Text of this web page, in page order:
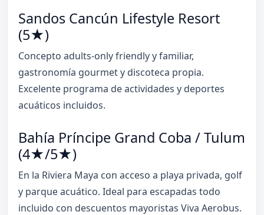
Sandos Cancún Lifestyle Resort
(5★)
Concepto adults-only friendly y familiar,
gastronomía gourmet y discoteca propia.
Excelente programa de actividades y deportes
acuáticos incluidos.
Bahía Príncipe Grand Coba / Tulum
(4★/5★)
En la Riviera Maya con acceso a playa privada, golf
y parque acuático. Ideal para escapadas todo
incluido con descuentos mayoristas Viva Aerobus.